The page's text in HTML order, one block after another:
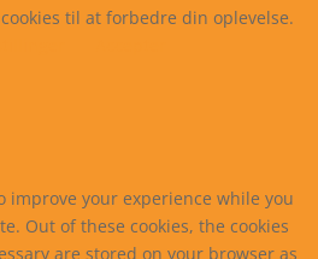
til at forbedre din oplevelse.
improve your experience while you
Out of these cookies, the cookies
are stored on your browser as